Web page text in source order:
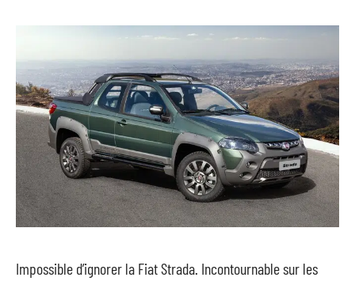
Impossible d’ignorer la Fiat Strada. Incontournable sur les